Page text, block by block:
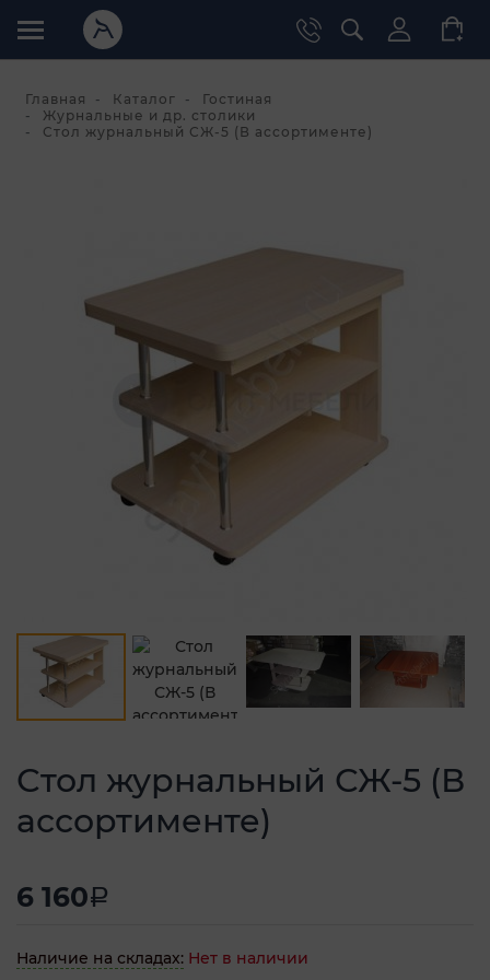
Главная Каталог
Гостиная
Журнальные и др. столики
Стол журнальный СЖ-5 (В ассортименте)
Стол журнальный СЖ-5 (В
ассортименте)
6 160a
Наличие на складах: Нет в наличии